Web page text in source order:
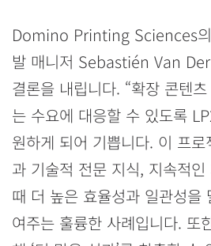
Domino Printing Sciences의
발 매니저 Sebastién Van
결론을 내립니다. “확장 콘텐
는 수요에 대응할 수 있도록
원하게 되어 기쁩니다. 이 프
과 기술적 전문 지식, 지속적
때 더 높은 효율성과 일관성을
여주는 훌륭한 사례입니다. 또